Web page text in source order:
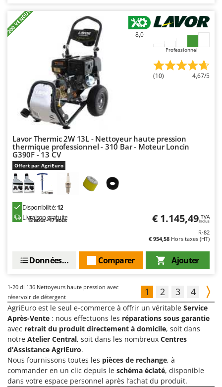
+200 VENDUTI 8,0
Professionnel
(10) 4,67/5
Lavor Thermic 2W 13L - Nettoyeur haute pression
thermique professionnel - 310 Bar - Moteur Loncin
G390F - 13 CV
Offert par AgriEuro
Disponibilité:12
Livraison gratuite
13 août - 17 août € 1.145,49 TVA
Inclus
R-82
€ 954,58 Hors taxes (HT)
Ajouter
Comparer
Données techniques
1-20 di 136 Nettoyeurs haute pression avec
réservoir de détergent
1 2 3 4
AgriEuro est le seul e-commerce à offrir un véritable Service
Après-Vente : nous effectuons les réparations sous garantie
avec retrait du produit directement à domicile, soit dans
notre Atelier Central, soit dans les nombreux Centres
d’Assistance AgriEuro.
Nous fournissons toutes les pièces de rechange, à
commander en un clic depuis le schéma éclaté, disponible
dans votre espace personnel après l’achat du produit.